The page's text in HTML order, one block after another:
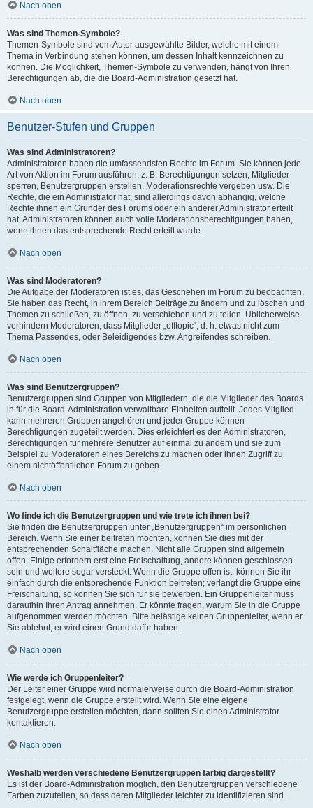
Nach oben
Was sind Themen-Symbole?
Themen-Symbole sind vom Autor ausgewählte Bilder, welche mit einem
Thema in Verbindung stehen können, um dessen Inhalt kennzeichnen zu
können. Die Möglichkeit, Themen-Symbole zu verwenden, hängt von Ihren
Berechtigungen ab, die die Board-Administration gesetzt hat.
Nach oben
Benutzer-Stufen und Gruppen
Was sind Administratoren?
Administratoren haben die umfassendsten Rechte im Forum. Sie können jede
Art von Aktion im Forum ausführen; z. B. Berechtigungen setzen, Mitglieder
sperren, Benutzergruppen erstellen, Moderationsrechte vergeben usw. Die
Rechte, die ein Administrator hat, sind allerdings davon abhängig, welche
Rechte ihnen ein Gründer des Forums oder ein anderer Administrator erteilt
hat. Administratoren können auch volle Moderationsberechtigungen haben,
wenn ihnen das entsprechende Recht erteilt wurde.
Nach oben
Was sind Moderatoren?
Die Aufgabe der Moderatoren ist es, das Geschehen im Forum zu beobachten.
Sie haben das Recht, in ihrem Bereich Beiträge zu ändern und zu löschen und
Themen zu schließen, zu öffnen, zu verschieben und zu teilen. Üblicherweise
verhindern Moderatoren, dass Mitglieder „offtopic“, d. h. etwas nicht zum
Thema Passendes, oder Beleidigendes bzw. Angreifendes schreiben.
Nach oben
Was sind Benutzergruppen?
Benutzergruppen sind Gruppen von Mitgliedern, die die Mitglieder des Boards
in für die Board-Administration verwaltbare Einheiten aufteilt. Jedes Mitglied
kann mehreren Gruppen angehören und jeder Gruppe können
Berechtigungen zugeteilt werden. Dies erleichtert es den Administratoren,
Berechtigungen für mehrere Benutzer auf einmal zu ändern und sie zum
Beispiel zu Moderatoren eines Bereichs zu machen oder ihnen Zugriff zu
einem nichtöffentlichen Forum zu geben.
Nach oben
Wo finde ich die Benutzergruppen und wie trete ich ihnen bei?
Sie finden die Benutzergruppen unter „Benutzergruppen“ im persönlichen
Bereich. Wenn Sie einer beitreten möchten, können Sie dies mit der
entsprechenden Schaltfläche machen. Nicht alle Gruppen sind allgemein
offen. Einige erfordern erst eine Freischaltung, andere können geschlossen
sein und weitere sogar versteckt. Wenn die Gruppe offen ist, können Sie ihr
einfach durch die entsprechende Funktion beitreten; verlangt die Gruppe eine
Freischaltung, so können Sie sich für sie bewerben. Ein Gruppenleiter muss
daraufhin Ihren Antrag annehmen. Er könnte fragen, warum Sie in die Gruppe
aufgenommen werden möchten. Bitte belästige keinen Gruppenleiter, wenn er
Sie ablehnt, er wird einen Grund dafür haben.
Nach oben
Wie werde ich Gruppenleiter?
Der Leiter einer Gruppe wird normalerweise durch die Board-Administration
festgelegt, wenn die Gruppe erstellt wird. Wenn Sie eine eigene
Benutzergruppe erstellen möchten, dann sollten Sie einen Administrator
kontaktieren.
Nach oben
Weshalb werden verschiedene Benutzergruppen farbig dargestellt?
Es ist der Board-Administration möglich, den Benutzergruppen verschiedene
Farben zuzuteilen, so dass deren Mitglieder leichter zu identifizieren sind.